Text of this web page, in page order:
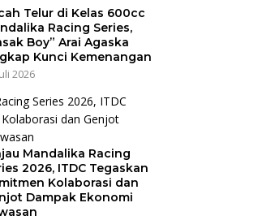
Telur di Kelas 600cc
Racing Series,
Boy” Arai Agaska
Kunci Kemenangan
2026
Mandalika Racing
2026, ITDC Tegaskan
Kolaborasi dan
Dampak Ekonomi